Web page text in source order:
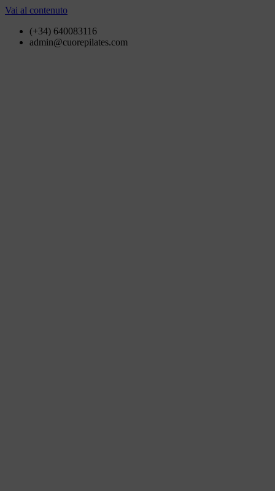
Vai al contenuto
(+34) 640083116
admin@cuorepilates.com